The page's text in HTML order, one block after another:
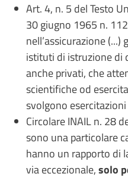
Art. 4, n. 5 del Testo
30 giugno 1965 n.
nell’assicurazione
istituti di istruzione di
anche privati, che
scientifiche od
svolgono esercitazioni
Circolare INAIL n. 28
sono una particolare
hanno un rapporto di
via eccezionale,solo